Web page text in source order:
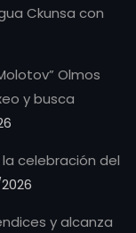
Ckunsa con
Olmos
y busca
celebración del
y alcanza